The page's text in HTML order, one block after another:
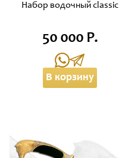
Набор водочный classic
50 000 Р.
В корзину